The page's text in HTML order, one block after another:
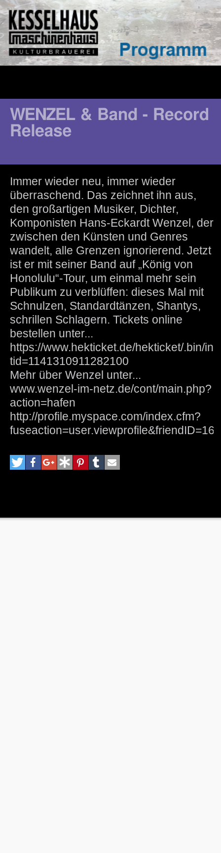
Immer wieder neu, immer wieder
überraschend. Das zeichnet ihn aus,
den großartigen Musiker, Dichter,
Komponisten Hans-Eckardt Wenzel, der
zwischen den Künsten und Genres
wandelt, alle Grenzen ignorierend. Jetzt
ist er mit seiner Band auf „König von
Honolulu“-Tour, um einmal mehr sein
Publikum zu verblüffen: dieses Mal mit
Schnulzen, Standardtänzen, Shantys,
schrillen Schlagern. Tickets online
bestellen unter...
https://www.hekticket.de/hekticket/.bin/
tid=1141310911282100
Mehr über Wenzel unter...
www.wenzel-im-netz.de/cont/main.php?
action=hafen
http://profile.myspace.com/index.cfm?